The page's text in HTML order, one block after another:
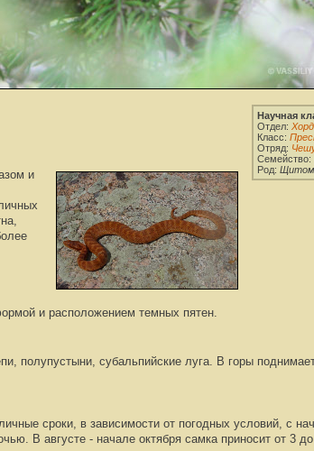
и
и расположением темных пятен.
полупустыни, субальпийские луга. В горы
сроки, в зависимости от погодных условий, с на
В августе - начале октября самка приносит от 3